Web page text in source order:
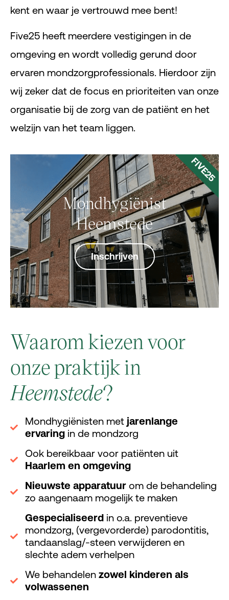
kent en waar je vertrouwd mee bent!
Five25 heeft meerdere vestigingen in de
omgeving en wordt volledig gerund door
ervaren mondzorgprofessionals. Hierdoor zijn
wij zeker dat de focus en prioriteiten van onze
organisatie bij de zorg van de patiënt en het
welzijn van het team liggen.
Mondhygiënist
Heemstede
Inschrijven
FIVE25
Waarom kiezen voor
onze praktijk in
Heemstede?
Mondhygiënisten met jarenlange
ervaringin de mondzorg
Ook bereikbaar voor patiënten uit
Haarlem en omgeving
Nieuwste apparatuurom de behandeling
zo aangenaam mogelijk te maken
Gespecialiseerdin o.a. preventieve
mondzorg, (vergevorderde) parodontitis,
tandaanslag/-steen verwijderen en
slechte adem verhelpen
We behandelen zowel kinderen als
volwassenen